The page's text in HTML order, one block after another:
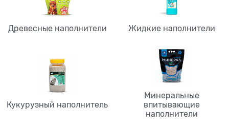
Древесные наполнители Жидкие наполнители
Кукурузный наполнитель
Минеральные
впитывающие
наполнители